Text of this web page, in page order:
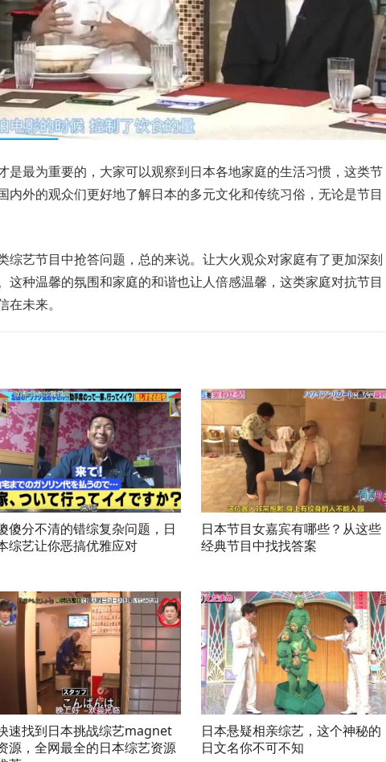
是最为重要的，大家可以观察到日本各地家庭的生活习惯，这类节
内外的观众们更好地了解日本的多元文化和传统习俗，无论是节目
综艺节目中抢答问题，总的来说。让大火观众对家庭有了更加深刻
这种温馨的氛围和家庭的和谐也让人倍感温馨，这类家庭对抗节目
未来。
傻分不清的错综复杂问题，日
综艺让你恶搞优雅应对
日本节目女嘉宾有哪些？从这些
经典节目中找找答案
速找到日本挑战综艺magnet
源，全网最全的日本综艺资源
日本悬疑相亲综艺，这个神秘的
日文名你不可不知